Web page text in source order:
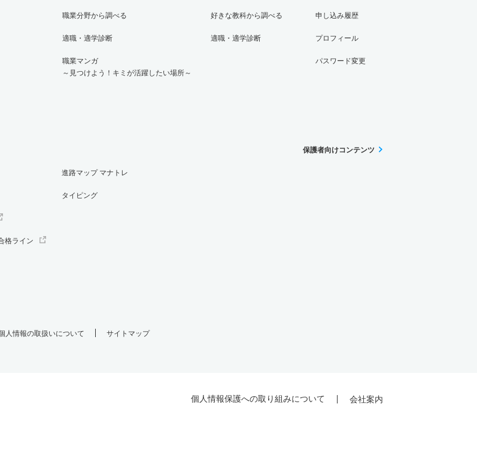
職業分野から調べる
適職・適学診断
職業マンガ
～見つけよう！キミが活躍したい場所～
好きな教科から調べる
適職・適学診断
申し込み履歴
プロフィール
パスワード変更
格ライン
進路マップ マナトレ
タイピング
保護者向けコンテンツ
人情報の取扱いについて サイトマップ
個人情報保護への取り組みについて 会社案内